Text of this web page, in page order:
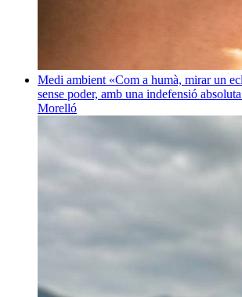
Medi ambient «Com a humà, mirar un
sense poder, amb una indefensió
Morelló